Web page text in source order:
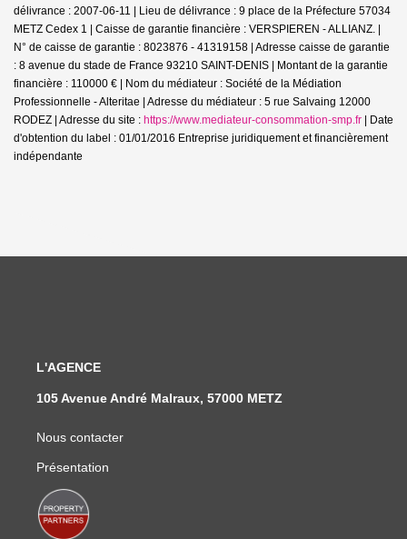
délivrance : 2007-06-11 | Lieu de délivrance : 9 place de la Préfecture 57034
METZ Cedex 1 | Caisse de garantie financière : VERSPIEREN - ALLIANZ. |
N° de caisse de garantie : 8023876 - 41319158 | Adresse caisse de garantie
: 8 avenue du stade de France 93210 SAINT-DENIS | Montant de la garantie
financière : 110000 € | Nom du médiateur : Société de la Médiation
Professionnelle - Alteritae | Adresse du médiateur : 5 rue Salvaing 12000
RODEZ | Adresse du site : https://www.mediateur-consommation-smp.fr | Date
d'obtention du label : 01/01/2016 Entreprise juridiquement et financièrement
indépendante
L'AGENCE
105 Avenue André Malraux, 57000 METZ
Nous contacter
Présentation